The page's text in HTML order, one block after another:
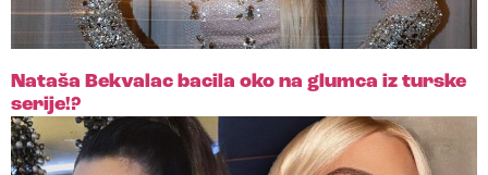
Nataša Bekvalac bacila oko na glumca iz turske
serije!?